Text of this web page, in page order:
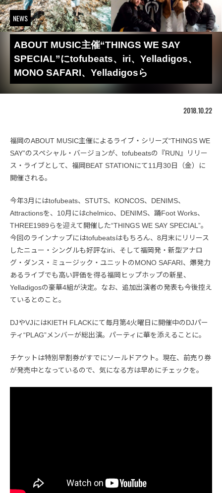
NEWS
ABOUT MUSIC主催“THINGS WE SAY
SPECIAL”にtofubeats、iri、Yelladigos、
MONO SAFARI、Yelladigosら
2018.10.22
福岡のABOUT MUSIC主催によるライブ・シリーズ“THINGS WE
SAY”のスペシャル・バージョンが、tofubeatsの『RUN』リリー
ス・ライブとして、福岡BEAT STATIONにて11月30日（金）に
開催される。
今年3月にはtofubeats、STUTS、KONCOS、DENIMS、
Attractionsを、10月にはchelmico、DENIMS、踊Foot Works、
THREE1989らを迎えて開催した“THINGS WE SAY SPECIAL”。
今回のラインナップにはtofubeatsはもちろん、8月末にリリース
したニュー・シングルも好評なiri、そして福岡発・新型アナロ
グ・ダンス・ミュージック・ユニットのMONO SAFARI、爆発力
あるライブでも高い評価を得る福岡ヒップホップの新星、
Yelladigosの豪華4組が決定。なお、追加出演者の発表も今後控え
ているとのこと。
DJやVJにはKIETH FLACKにて毎月第4火曜日に開催中のDJパー
ティ“PLAG”メンバーが総出演。パーティに華を添えることに。
チケットは特別早割券がすでにソールドアウト。現在、前売り券
が発売中となっているので、気になる方は早めにチェックを。